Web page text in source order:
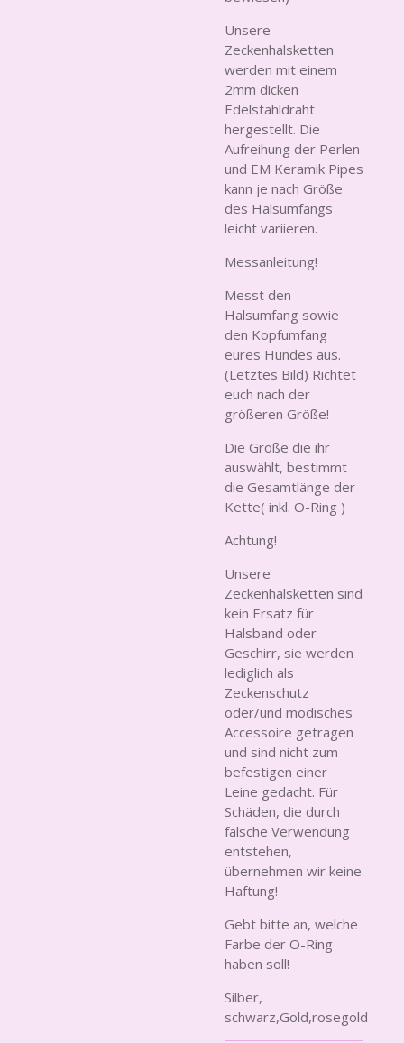
Unsere
Zeckenhalsketten
werden mit einem
2mm dicken
Edelstahldraht
hergestellt. Die
Aufreihung der Perlen
und EM Keramik Pipes
kann je nach Größe
des Halsumfangs
leicht variieren.
Messanleitung!
Messt den
Halsumfang sowie
den Kopfumfang
eures Hundes aus.
(Letztes Bild) Richtet
euch nach der
größeren Größe!
Die Größe die ihr
auswählt, bestimmt
die Gesamtlänge der
Kette( inkl. O-Ring )
Achtung!
Unsere
Zeckenhalsketten sind
kein Ersatz für
Halsband oder
Geschirr, sie werden
lediglich als
Zeckenschutz
oder/und modisches
Accessoire getragen
und sind nicht zum
befestigen einer
Leine gedacht. Für
Schäden, die durch
falsche Verwendung
entstehen,
übernehmen wir keine
Haftung!
Gebt bitte an, welche
Farbe der O-Ring
haben soll!
Silber,
schwarz,Gold,rosegold